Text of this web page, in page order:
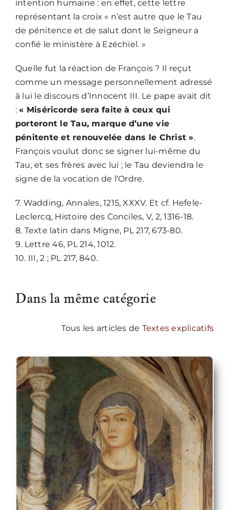
intention humaine : en effet, cette lettre
représentant la croix « n’est autre que le Tau
de pénitence et de salut dont le Seigneur a
confié le ministère à Ezéchiel. »
Quelle fut la réaction de François ? Il reçut
comme un message personnellement adressé
à lui le discours d’Innocent III. Le pape avait dit
:« Miséricorde sera faite à ceux qui
porteront le Tau, marque d’une vie
pénitente et renouvelée dans le Christ ».
François voulut donc se signer lui-même du
Tau, et ses frères avec lui ; le Tau deviendra le
signe de la vocation de l’Ordre.
7. Wadding, Annales, 1215, XXXV. Et cf. Hefele-
Leclercq, Histoire des Conciles, V, 2, 1316-18.
8. Texte latin dans Migne, PL 217, 673-80.
9. Lettre 46, PL 214, 1012.
10. III, 2 ; PL 217, 840.
Dans la même catégorie
Tous les articles de Textes explicatifs